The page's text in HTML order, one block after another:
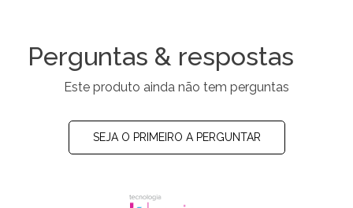
Perguntas & respostas
Este produto ainda não tem perguntas
SEJA O PRIMEIRO A PERGUNTAR